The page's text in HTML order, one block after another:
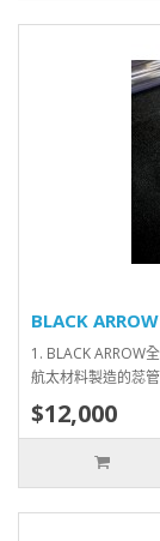
BLACK
1. BLACK ARROW
航太材料製造的蕊
$12,000